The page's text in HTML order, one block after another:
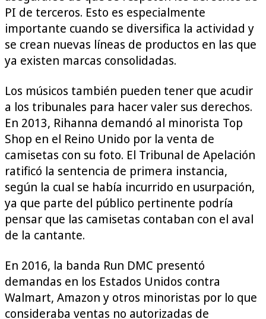
PI de terceros. Esto es especialmente
importante cuando se diversifica la actividad y
se crean nuevas líneas de productos en las que
ya existen marcas consolidadas.
Los músicos también pueden tener que acudir
a los tribunales para hacer valer sus derechos.
En 2013, Rihanna demandó al minorista Top
Shop en el Reino Unido por la venta de
camisetas con su foto. El Tribunal de Apelación
ratificó la sentencia de primera instancia,
según la cual se había incurrido en usurpación,
ya que parte del público pertinente podría
pensar que las camisetas contaban con el aval
de la cantante.
En 2016, la banda Run DMC presentó
demandas en los Estados Unidos contra
Walmart, Amazon y otros minoristas por lo que
consideraba ventas no autorizadas de